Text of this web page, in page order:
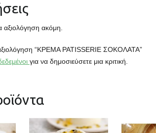
αξιολόγηση ακόμη.
“KΡEMA PATISSERIE ΣΟΚΟΛΑΤΑ”
για να δημοσιεύσετε μια κριτική.